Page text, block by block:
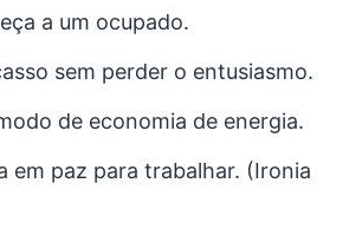
a um ocupado.
sem perder o entusiasmo.
de economia de energia.
em paz para trabalhar. (Ironia